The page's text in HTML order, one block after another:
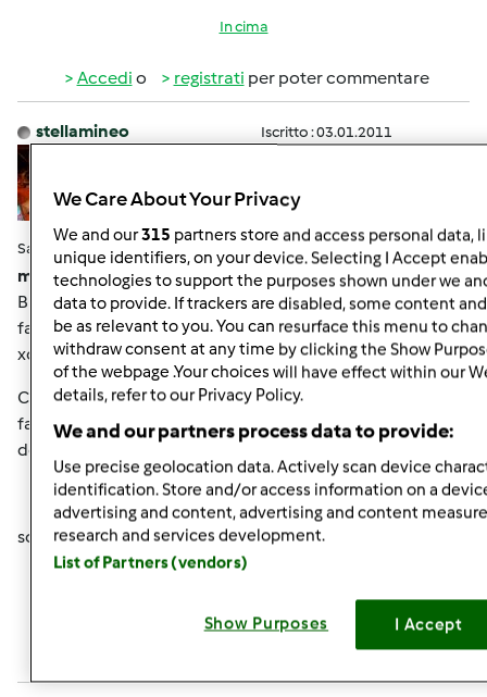
In cima
Accedi o registrati per poter commentare
stellamineo Iscritto : 03.01.2011
Sab, 12/29/2012 - 09:40
#6
mariella78 wrote:
Buondì bimbyne volevo inserire la foto della centenaria x
farvi vedere la lievitazione di qst notte, ma nn capisco
xche' cn l'iPhone nn mi fa inserire la foto....
Comunque è' cresciuta moooooltoooooo ......verso le 12
farò il classico rinfresco e poi proverò ad usarla, posso o
devo aspettare ancora????
sono felice che si sia ripresa evviva
We Care About Your Privacy
We and our315 partners store and access personal data,
unique identifiers, on your device. Selecting I Accept
technologies to support the purposes shown under we
data to provide. If trackers are disabled, some content
be as relevant to you. You can resurface this menu to
withdraw consent at any time by clicking the Show
of the webpage .Your choices will have effect within our
details, refer to our Privacy Policy.
We and our partners process data to provide:
Use precise geolocation data. Actively scan device
identification. Store and/or access information on a
advertising and content, advertising and content
research and services development.
List of Partners (vendors)
Show Purposes I Accept